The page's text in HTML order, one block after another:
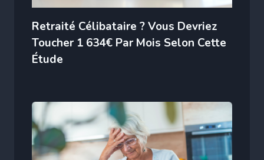
Retraité Célibataire ? Vous Devriez
Toucher 1 634€ Par Mois Selon Cette
Étude